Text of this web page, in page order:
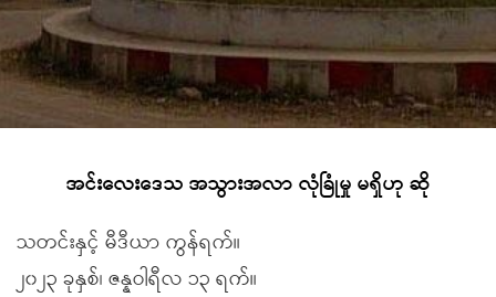
အင်းလေးဒေသ အသွားအလာ လုံခြုံမှု မရှိဟု ဆို
သတင်းနှင့် မီဒီယာ ကွန်ရက်။
၂၀၂၃ ခုနှစ်၊ ဇန္နဝါရီလ ၁၃ ရက်။